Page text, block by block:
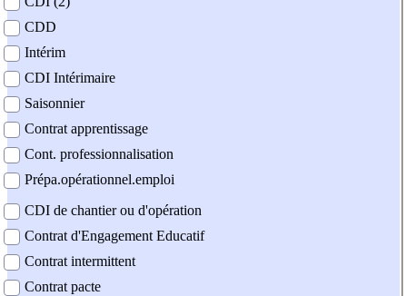
CDD
Intérim
CDI Intérimaire
Saisonnier
Contrat apprentissage
Cont. professionnalisation
Prépa.opérationnel.emploi
CDI de chantier ou d'opération
Contrat d'Engagement Educatif
Contrat intermittent
Contrat pacte